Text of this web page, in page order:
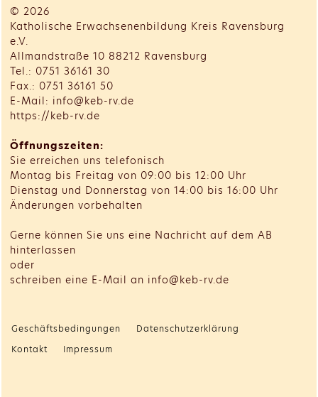
© 2026
Katholische Erwachsenenbildung Kreis Ravensburg
e.V.
Allmandstraße 10 88212 Ravensburg
Tel.: 0751 36161 30
Fax.: 0751 36161 50
E-Mail: info@keb-rv.de
https://keb-rv.de
Öffnungszeiten:
Sie erreichen uns telefonisch
Montag bis Freitag von 09:00 bis 12:00 Uhr
Dienstag und Donnerstag von 14:00 bis 16:00 Uhr
Änderungen vorbehalten
Gerne können Sie uns eine Nachricht auf dem AB
hinterlassen
oder
schreiben eine E-Mail an info@keb-rv.de
Geschäftsbedingungen
Datenschutzerklärung
Kontakt
Impressum